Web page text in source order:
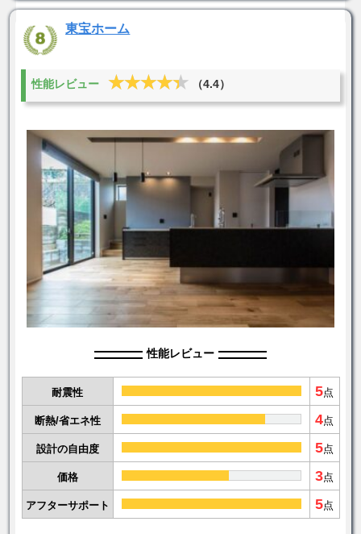
東宝ホーム
性能レビュー ★★★★★
★★★★★ （4.4）
性能レビュー
耐震性 5点
断熱/省エネ性 4点
設計の自由度 5点
価格 3点
アフターサポート 5点